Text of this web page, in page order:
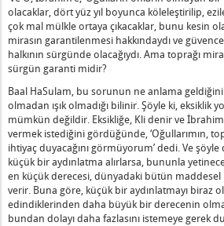
Dua Etmemelidir" Nedir?
Tanıklıktır" Ne Demektir?
Kapları" Nedir?
Ama Yüzüm Görünmeyecek" Ne
Tüketir" Ne Demektir?
Eğilimin Aleyhinde Konuşur" Nedir?
Yasası" Nedir?
Olmaya Gelen Her Şey Erkektir" Ne
ve Hareketsiz Kaldı" Ne Demektir?
Kurulur ve Üstü Cennete
olacaklar, dört yüz yıl boyunca köleleştirilip,
çok mal mülkle ortaya çıkacaklar, bunu kesin
mirasın garantilenmesi hakkındaydı ve
halkının sürgünde olacağıydı. Ama toprağı
sürgün garanti midir?
Baal HaSulam, bu sorunun ne anlama geldiğini
olmadan ışık olmadığı bilinir. Şöyle ki, eksiklik
mümkün değildir. Eksikliğe, Kli denir ve
vermek istediğini gördüğünde, ‘Oğullarımın,
ihtiyaç duyacağını görmüyorum’ dedi. Ve şöyle
küçük bir aydınlatma alırlarsa, bununla
en küçük derecesi, dünyadaki bütün
verir. Buna göre, küçük bir aydınlatmayı biraz
edindiklerinden daha büyük bir derecenin
bundan dolayı daha fazlasını istemeye gerek